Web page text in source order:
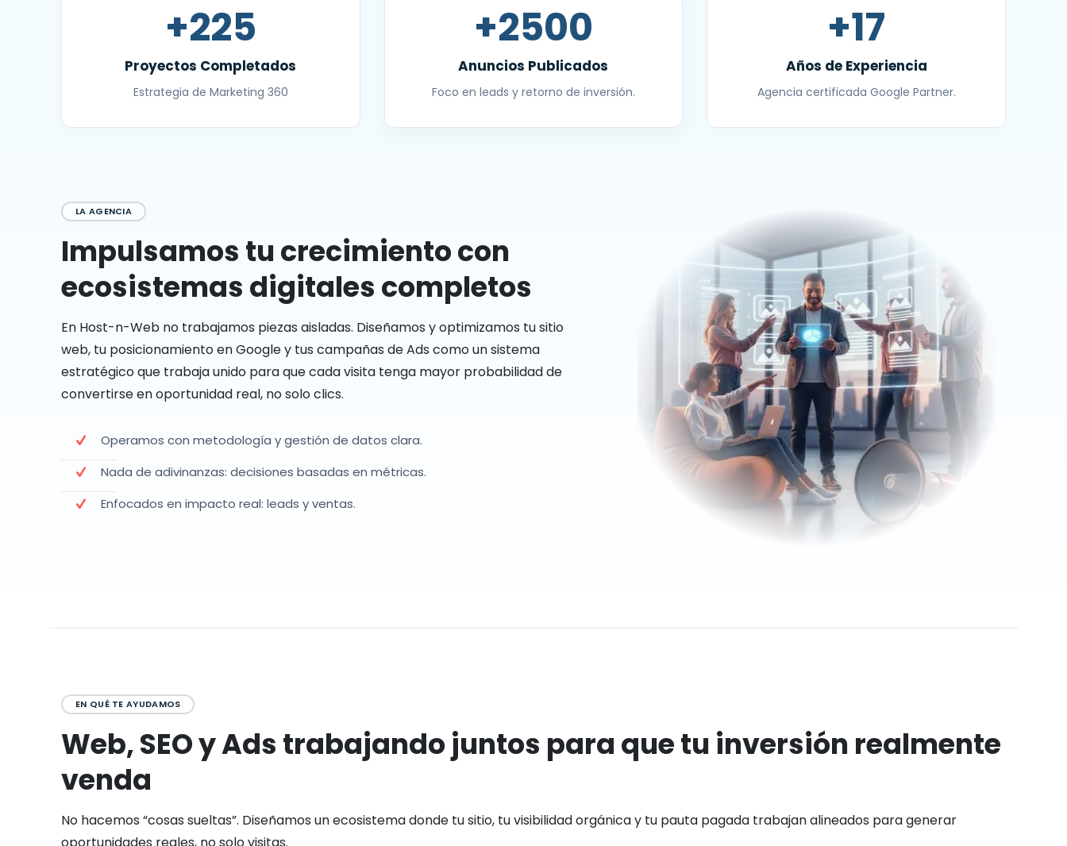
+225
Proyectos Completados
Estrategia de Marketing 360
+2500
Anuncios Publicados
Foco en leads y retorno de inversión.
+17
Años de Experiencia
Agencia certificada Google Partner.
LA AGENCIA
Impulsamos tu crecimiento con
ecosistemas digitales completos
En Host-n-Web no trabajamos piezas aisladas. Diseñamos y optimizamos tu sitio
web, tu posicionamiento en Google y tus campañas de Ads como un sistema
estratégico que trabaja unido para que cada visita tenga mayor probabilidad de
convertirse en oportunidad real, no solo clics.
Operamos con metodología y gestión de datos clara.
Nada de adivinanzas: decisiones basadas en métricas.
Enfocados en impacto real: leads y ventas.
EN QUÉ TE AYUDAMOS
Web, SEO y Ads trabajando juntos para que tu inversión realmente
venda
No hacemos “cosas sueltas”. Diseñamos un ecosistema donde tu sitio, tu visibilidad orgánica y tu pauta pagada trabajan alineados para generar